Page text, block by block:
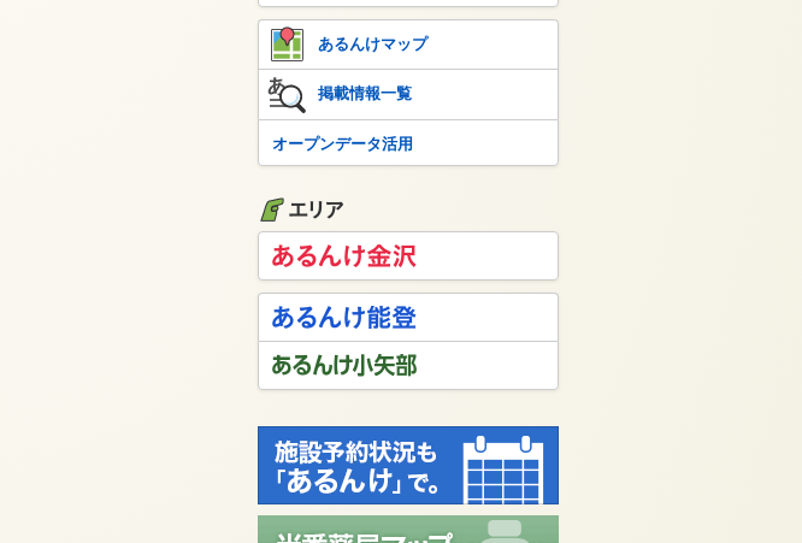
あるんけマップ
掲載情報一覧
オープンデータ活用